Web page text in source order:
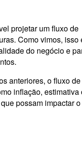
projetar um fluxo de
Como vimos, isso
do negócio e
anteriores, o fluxo de
inflação, estimativa
possam impactar o